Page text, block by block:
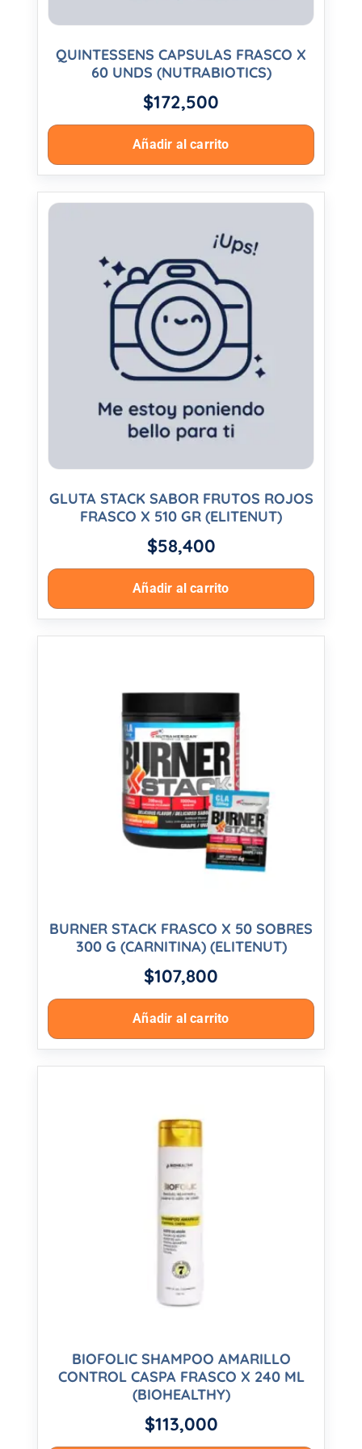
QUINTESSENS CAPSULAS FRASCO X
60 UNDS (NUTRABIOTICS)
$172,500
Añadir al carrito
GLUTA STACK SABOR FRUTOS ROJOS
FRASCO X 510 GR (ELITENUT)
$58,400
Añadir al carrito
BURNER STACK FRASCO X 50 SOBRES
300 G (CARNITINA) (ELITENUT)
$107,800
Añadir al carrito
BIOFOLIC SHAMPOO AMARILLO
CONTROL CASPA FRASCO X 240 ML
(BIOHEALTHY)
$113,000